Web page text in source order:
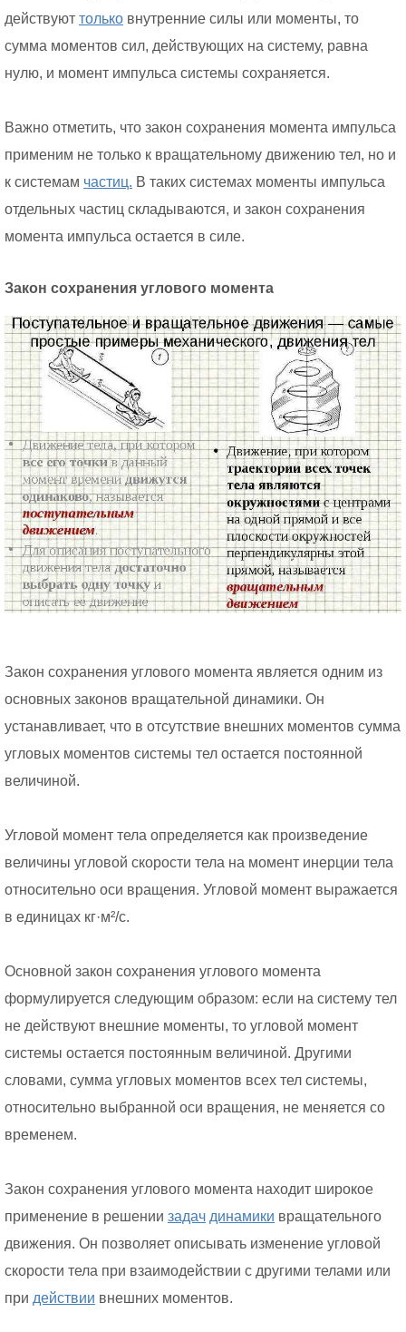
действуют только внутренние силы или моменты, то
сумма моментов сил, действующих на систему, равна
нулю, и момент импульса системы сохраняется.
Важно отметить, что закон сохранения момента импульса
применим не только к вращательному движению тел, но и
к системам частиц. В таких системах моменты импульса
отдельных частиц складываются, и закон сохранения
момента импульса остается в силе.
Закон сохранения углового момента
Закон сохранения углового момента является одним из
основных законов вращательной динамики. Он
устанавливает, что в отсутствие внешних моментов сумма
угловых моментов системы тел остается постоянной
величиной.
Угловой момент тела определяется как произведение
величины угловой скорости тела на момент инерции тела
относительно оси вращения. Угловой момент выражается
в единицах кг·м²/с.
Основной закон сохранения углового момента
формулируется следующим образом: если на систему тел
не действуют внешние моменты, то угловой момент
системы остается постоянным величиной. Другими
словами, сумма угловых моментов всех тел системы,
относительно выбранной оси вращения, не меняется со
временем.
Закон сохранения углового момента находит широкое
применение в решении задач динамики вращательного
движения. Он позволяет описывать изменение угловой
скорости тела при взаимодействии с другими телами или
при действии внешних моментов.